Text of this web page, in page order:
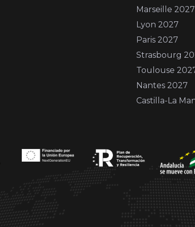
Marseille 2027
Lyon 2027
Paris 2027
Strasbourg
Toulouse
Nantes 2027
Castilla-La